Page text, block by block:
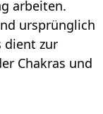
arbeiten.
ursprünglich
dient zur
Chakras und